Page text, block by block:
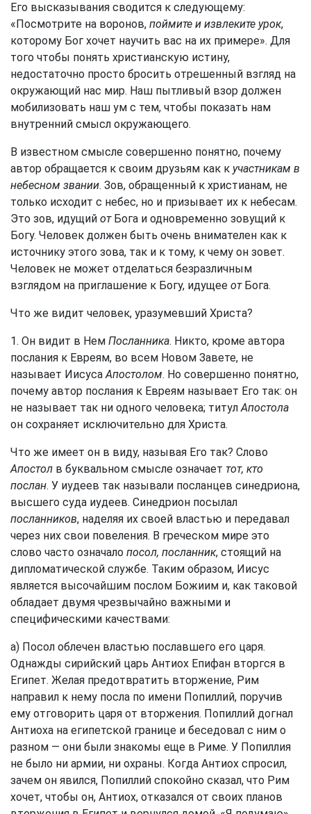
Его высказывания сводится к следующему:
«Посмотрите на воронов, поймите и извлеките урок,
которому Бог хочет научить вас на их примере». Для
того чтобы понять христианскую истину,
недостаточно просто бросить отрешенный взгляд на
окружающий нас мир. Наш пытливый взор должен
мобилизовать наш ум с тем, чтобы показать нам
внутренний смысл окружающего.
В известном смысле совершенно понятно, почему
автор обращается к своим друзьям как к участникам в
небесном звании. Зов, обращенный к христианам, не
только исходит с небес, но и призывает их к небесам.
Это зов, идущий отБога и одновременно зовущий к
Богу. Человек должен быть очень внимателен как к
источнику этого зова, так и к тому, к чему он зовет.
Человек не может отделаться безразличным
взглядом на приглашение к Богу, идущее отБога.
Что же видит человек, уразумевший Христа?
1. Он видит в Нем Посланника. Никто, кроме автора
послания к Евреям, во всем Новом Завете, не
называет ИисусаАпостолом. Но совершенно понятно,
почему автор послания к Евреям называет Его так: он
не называет так ни одного человека; титулАпостола
он сохраняет исключительно для Христа.
Что же имеет он в виду, называя Его так? Слово
Апостол в буквальном смысле означает тот, кто
послан. У иудеев так называли посланцев синедриона,
высшего суда иудеев. Синедрион посылал
посланников, наделяя их своей властью и передавал
через них свои повеления. В греческом мире это
слово часто означало посол, посланник, стоящий на
дипломатической службе. Таким образом, Иисус
является высочайшим послом Божиим и, как таковой
обладает двумя чрезвычайно важными и
специфическими качествами:
а) Посол облечен властью пославшего его царя.
Однажды сирийский царь Антиох Епифан вторгся в
Египет. Желая предотвратить вторжение, Рим
направил к нему посла по имени Попиллий, поручив
ему отговорить царя от вторжения. Попиллий догнал
Антиоха на египетской границе и беседовал с ним о
разном — они были знакомы еще в Риме. У Попиллия
не было ни армии, ни охраны. Когда Антиох спросил,
зачем он явился, Попиллий спокойно сказал, что Рим
хочет, чтобы он, Антиох, отказался от своих планов